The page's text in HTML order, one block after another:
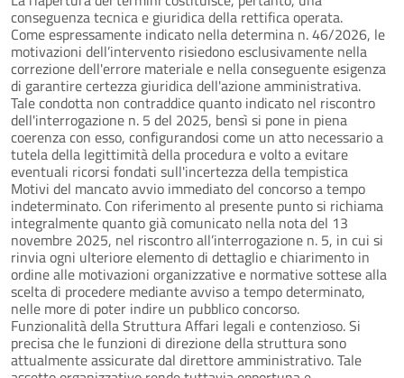
conseguenza tecnica e giuridica della rettifica operata.
Come espressamente indicato nella determina n. 46/2026, le
motivazioni dell’intervento risiedono esclusivamente nella
correzione dell'errore materiale e nella conseguente esigenza
di garantire certezza giuridica dell'azione amministrativa.
Tale condotta non contraddice quanto indicato nel riscontro
dell'interrogazione n. 5 del 2025, bensì si pone in piena
coerenza con esso, configurandosi come un atto necessario a
tutela della legittimità della procedura e volto a evitare
eventuali ricorsi fondati sull'incertezza della tempistica
Motivi del mancato avvio immediato del concorso a tempo
indeterminato. Con riferimento al presente punto si richiama
integralmente quanto già comunicato nella nota del 13
novembre 2025, nel riscontro all’interrogazione n. 5, in cui si
rinvia ogni ulteriore elemento di dettaglio e chiarimento in
ordine alle motivazioni organizzative e normative sottese alla
scelta di procedere mediante avviso a tempo determinato,
nelle more di poter indire un pubblico concorso.
Funzionalità della Struttura Affari legali e contenzioso. Si
precisa che le funzioni di direzione della struttura sono
attualmente assicurate dal direttore amministrativo. Tale